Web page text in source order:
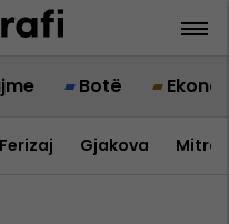
Botë
Ferizaj Gjakova